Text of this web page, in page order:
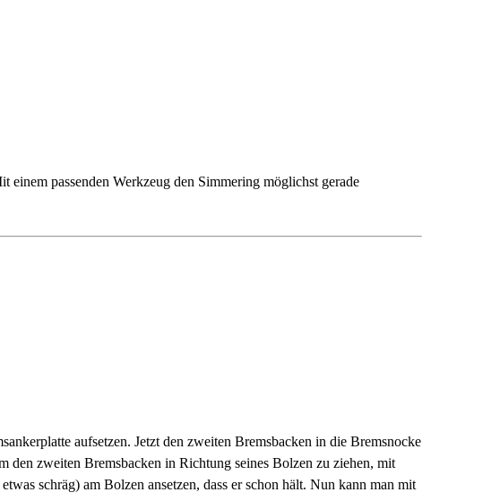
passenden Werkzeug den Simmering möglichst gerade
aufsetzen. Jetzt den zweiten Bremsbacken in die Bremsnocke
den zweiten Bremsbacken in Richtung seines Bolzen zu ziehen, mit
schräg) am Bolzen ansetzen, dass er schon hält. Nun kann man mit